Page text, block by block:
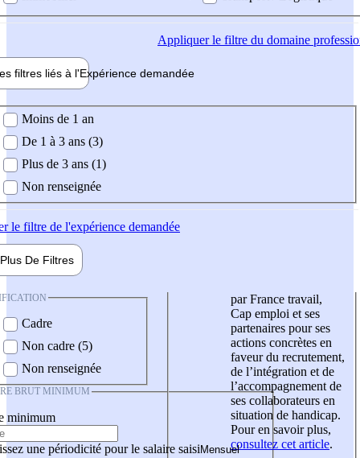
Appliquerle filtre du domaine
filtres liés à l'Expérience demandée
demandée
Moins de 1 an
De 1 à 3 ans (3)
Plus de 3 ans (1)
Non renseignée
le filtre de l'expérience demandée
Plus De Filtres
Cadre
Non cadre (5)
Non renseignée
BRUT MINIMUM
minimum
une périodicité pour le salaire saisi
par France travail,
Cap emploi et ses
partenaires pour ses
actions concrètes en
faveur du recrutement,
de l’intégration et de
l’accompagnement de
ses collaborateurs en
situation de handicap.
Pour en savoir plus,
consultez cet article.